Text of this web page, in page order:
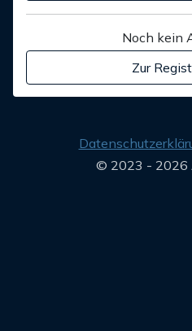
Noch kein
Zur
© 2023 - 2026